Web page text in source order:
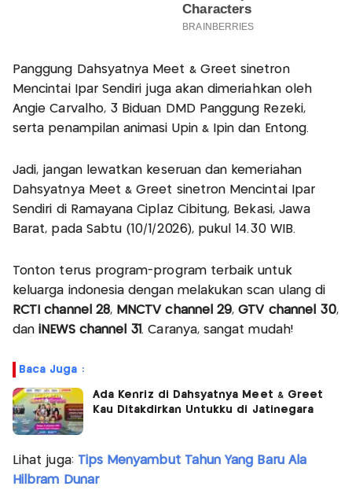
Panggung Dahsyatnya Meet & Greet sinetron
Mencintai Ipar Sendiri juga akan dimeriahkan oleh
Angie Carvalho, 3 Biduan DMD Panggung Rezeki,
serta penampilan animasi Upin & Ipin dan Entong.
Jadi, jangan lewatkan keseruan dan kemeriahan
Dahsyatnya Meet & Greet sinetron Mencintai Ipar
Sendiri di Ramayana Ciplaz Cibitung, Bekasi, Jawa
Barat, pada Sabtu (10/1/2026), pukul 14.30 WIB.
Tonton terus program-program terbaik untuk
keluarga indonesia dengan melakukan scan ulang di
RCTI channel 28, MNCTV channel 29,GTV channel 30,
daniNEWS channel 31 . Caranya, sangat mudah!
Baca Juga :
Ada Kenriz di Dahsyatnya Meet & Greet
Kau Ditakdirkan Untukku di Jatinegara
Lihat juga: Tips Menyambut Tahun Yang Baru Ala
Hilbram Dunar